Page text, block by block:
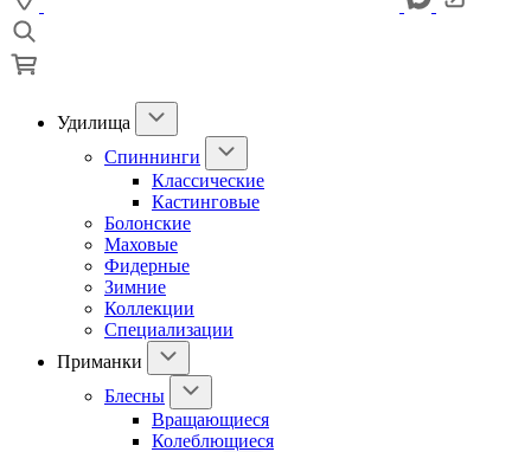
Удилища
Спиннинги
Классические
Кастинговые
Болонские
Маховые
Фидерные
Зимние
Коллекции
Специализации
Приманки
Блесны
Вращающиеся
Колеблющиеся